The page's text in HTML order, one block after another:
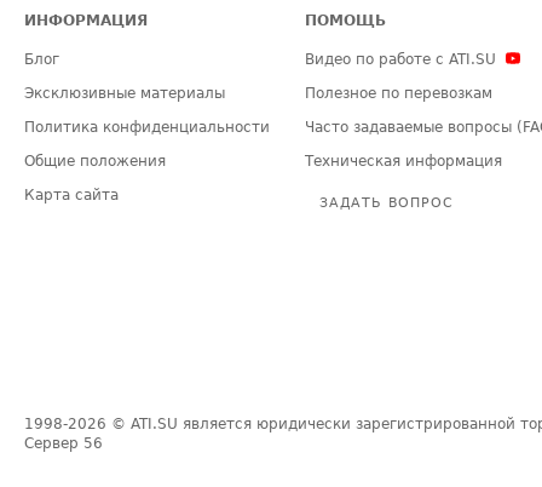
ИНФОРМАЦИЯ
Блог
Эксклюзивные материалы
Политика конфиденциальности
Общие положения
Карта сайта
ПОМОЩЬ
Видео по работе с ATI.SU
Полезное по перевозкам
Часто задаваемые вопросы
Техническая информация
ЗАДАТЬ ВОПРОС
1998-2026 © ATI.SU является юридически зарегистрированной
Сервер 56